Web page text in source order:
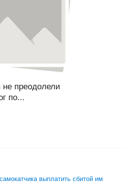
преодолели
по...
выплатить сбитой им